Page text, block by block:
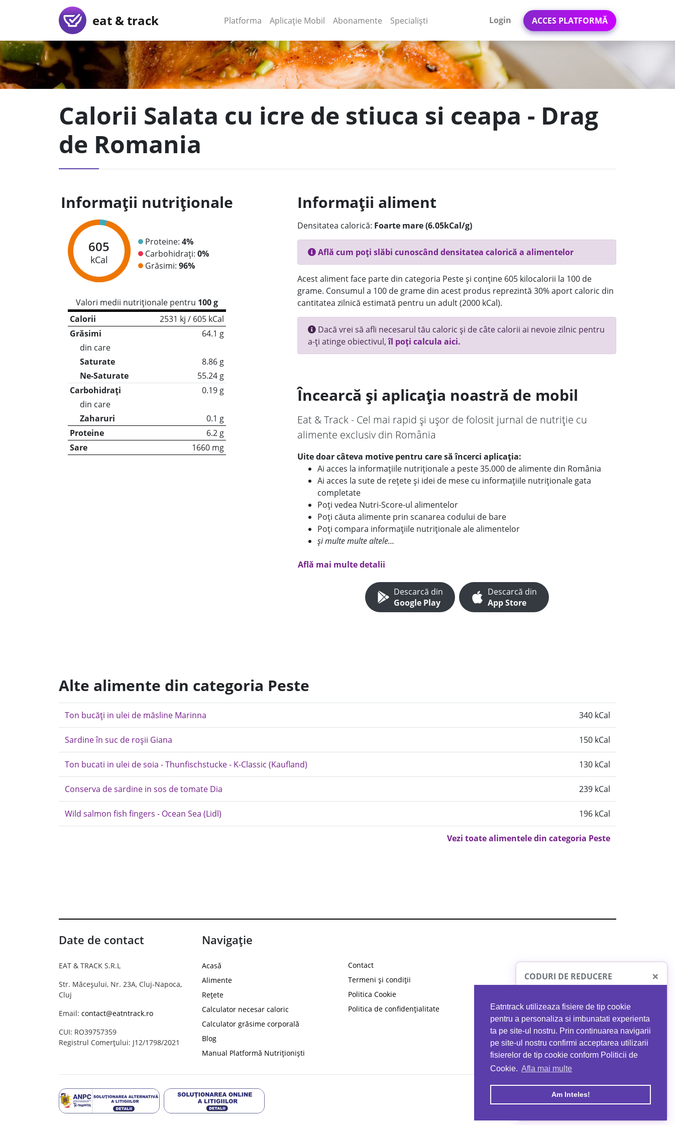
Eatntrack utilizeaza fisiere de tip cookie
pentru a personaliza si imbunatati experienta
ta pe site-ul nostru. Prin continuarea navigarii
pe site-ul nostru confirmi acceptarea utilizarii
fisierelor de tip cookie conform Politicii de
Cookie. Afla mai multe
Am Inteles!
eat & track Platforma (current)
Aplicație Mobil (current)
Abonamente Specialiști Login ACCES PLATFORMĂ
Calorii Salata cu icre de stiuca si ceapa - Drag
de Romania
Informații nutriționale
605
kCal
Proteine: 4%
Carbohidrați: 0%
Grăsimi: 96%
Valori medii nutriționale pentru 100 g
Calorii
2531 kj / 605 kCal
Grăsimi
64.1 g
din care
Saturate
8.86 g
Ne-Saturate
55.24 g
Carbohidrați
0.19 g
din care
Zaharuri
0.1 g
Proteine
6.2 g
Sare
1660 mg
Informații aliment
Densitatea calorică: Foarte mare (6.05kCal/g)
Află cum poți slăbi cunoscând densitatea calorică a alimentelor
Acest aliment face parte din categoria Peste și conține 605 kilocalorii la 100 de
grame. Consumul a 100 de grame din acest produs reprezintă 30% aport caloric din
cantitatea zilnică estimată pentru un adult (2000 kCal).
Dacă vrei să afli necesarul tău caloric și de câte calorii ai nevoie zilnic pentru
a-ți atinge obiectivul,îl poți calcula aici.
Încearcă și aplicația noastră de mobil
Eat & Track - Cel mai rapid și ușor de folosit jurnal de nutriție cu
alimente exclusiv din România
Uite doar câteva motive pentru care să încerci aplicația:
Ai acces la informațiile nutriționale a peste 35.000 de alimente din România
Ai acces la sute de rețete și idei de mese cu informațiile nutriționale gata
completate
Poți vedea Nutri-Score-ul alimentelor
Poți căuta alimente prin scanarea codului de bare
Poți compara informațiile nutriționale ale alimentelor
și multe multe altele...
Află mai multe detalii
Descarcă din
Google Play
Descarcă din
App Store
Alte alimente din categoria Peste
Ton bucăți in ulei de măsline Marinna 340 kCal
Sardine în suc de roșii Giana 150 kCal
Ton bucati in ulei de soia - Thunfischstucke - K-Classic (Kaufland) 130 kCal
Conserva de sardine in sos de tomate Dia 239 kCal
Wild salmon fish fingers - Ocean Sea (Lidl) 196 kCal
Vezi toate alimentele din categoria Peste
Date de contact
EAT & TRACK S.R.L
Str. Măceșului, Nr. 23A, Cluj-Napoca,
Cluj
Email: contact@eatntrack.ro
CUI: RO39757359
Registrul Comerțului: J12/1798/2021
Navigație
Acasă
Alimente
Rețete
Calculator necesar caloric
Calculator grăsime corporală
Blog
Manual Platformă Nutriționiști
Contact
Termeni și condiții
Politica Cookie
Politica de confidențialitate
CODURI DE REDUCERE ×
PROTO41
reducere la orice comandă
EATNTRACK
MYPROTEIN
Ai40%reducere la orice comandă
folosind codul EATTRACK